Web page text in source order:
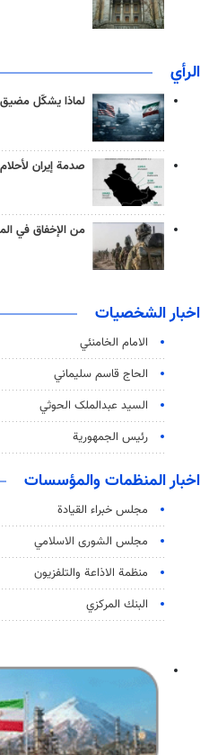
الرأي
لماذا يشكّل مضيق
صدمة إيران لأحلام
من الإخفاق في
اخبار الشخصيات
الامام الخامنئي
الحاج قاسم سليماني
السید عبدالملک الحوثي
رئيس الجمهورية
اخبار المنظمات والمؤسسات
مجلس خبراء القيادة
مجلس الشورى الاسلامي
منظمة الاذاعة والتلفزیون
البنك المركزي